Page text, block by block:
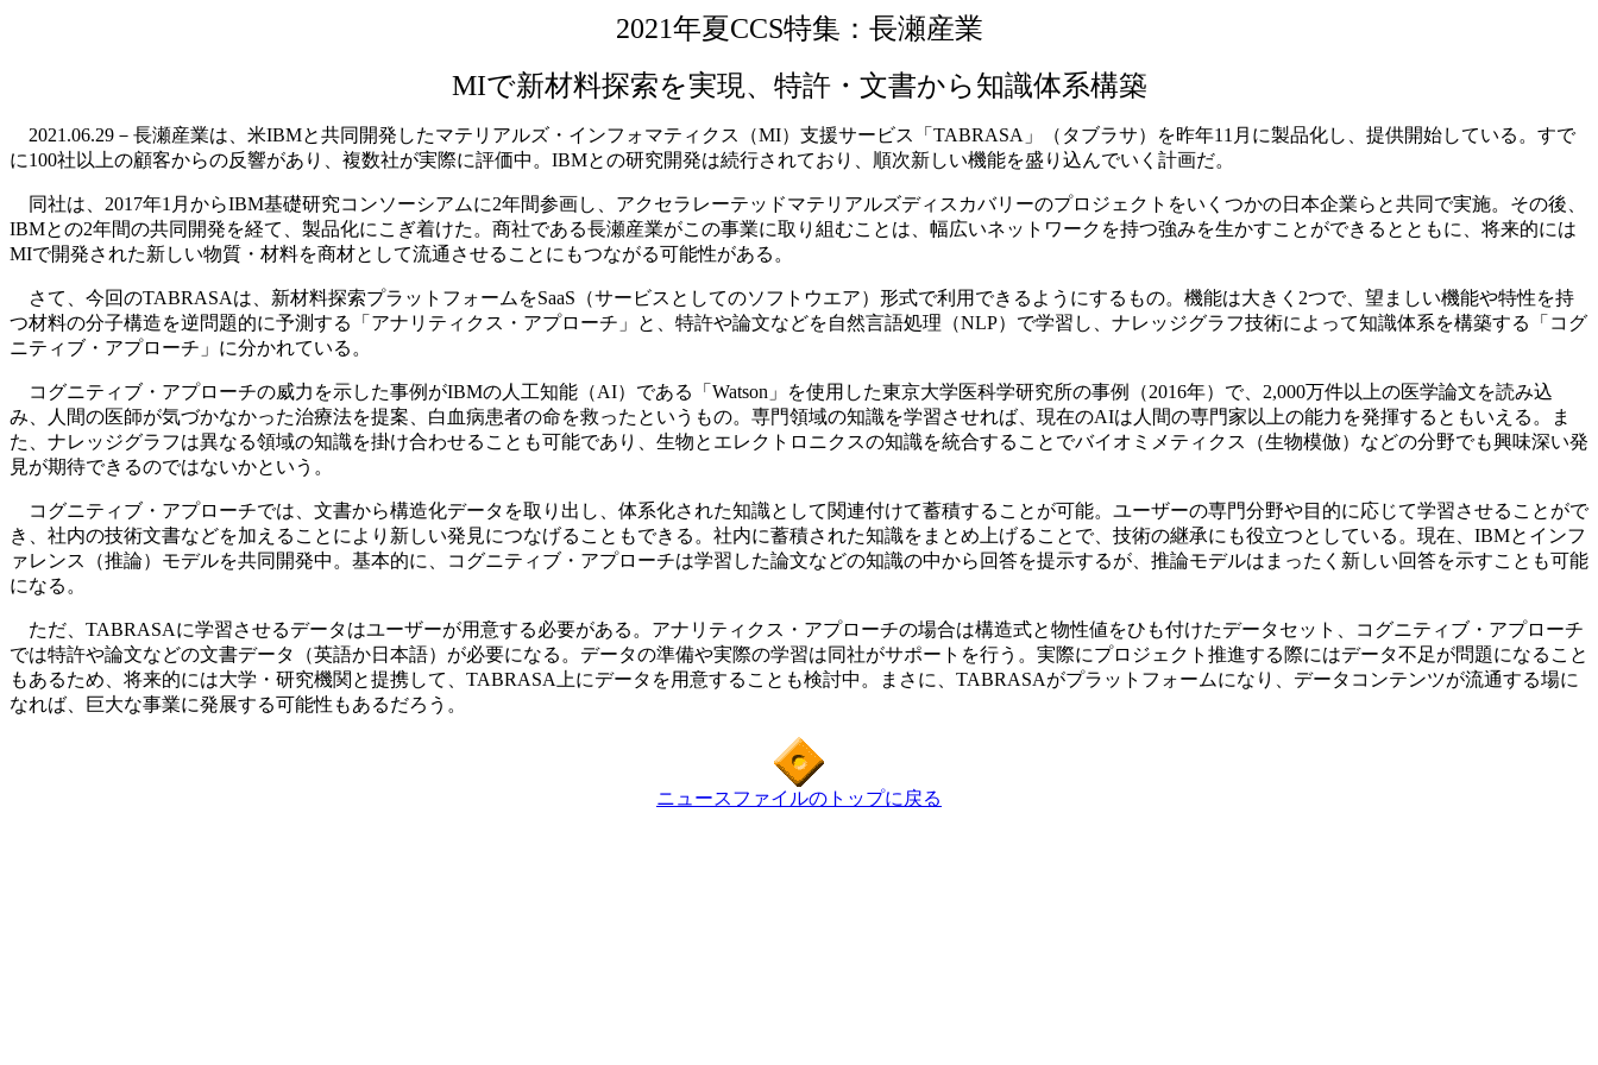
2021年夏CCS特集：長瀬産業
MIで新材料探索を実現、特許・文書から知識体系構築
2021.06.29－長瀬産業は、米IBMと共同開発したマテリアルズ・インフォマティクス（MI）支援サービス「TABRASA」（タブラサ）を昨年11月に製品化し、提供開始している。すで
に100社以上の顧客からの反響があり、複数社が実際に評価中。IBMとの研究開発は続行されており、順次新しい機能を盛り込んでいく計画だ。
同社は、2017年1月からIBM基礎研究コンソーシアムに2年間参画し、アクセラレーテッドマテリアルズディスカバリーのプロジェクトをいくつかの日本企業らと共同で実施。その後、
IBMとの2年間の共同開発を経て、製品化にこぎ着けた。商社である長瀬産業がこの事業に取り組むことは、幅広いネットワークを持つ強みを生かすことができるとともに、将来的には
MIで開発された新しい物質・材料を商材として流通させることにもつながる可能性がある。
さて、今回のTABRASAは、新材料探索プラットフォームをSaaS（サービスとしてのソフトウエア）形式で利用できるようにするもの。機能は大きく2つで、望ましい機能や特性を持
つ材料の分子構造を逆問題的に予測する「アナリティクス・アプローチ」と、特許や論文などを自然言語処理（NLP）で学習し、ナレッジグラフ技術によって知識体系を構築する「コグ
ニティブ・アプローチ」に分かれている。
コグニティブ・アプローチの威力を示した事例がIBMの人工知能（AI）である「Watson」を使用した東京大学医科学研究所の事例（2016年）で、2,000万件以上の医学論文を読み込
み、人間の医師が気づかなかった治療法を提案、白血病患者の命を救ったというもの。専門領域の知識を学習させれば、現在のAIは人間の専門家以上の能力を発揮するともいえる。ま
た、ナレッジグラフは異なる領域の知識を掛け合わせることも可能であり、生物とエレクトロニクスの知識を統合することでバイオミメティクス（生物模倣）などの分野でも興味深い発
見が期待できるのではないかという。
コグニティブ・アプローチでは、文書から構造化データを取り出し、体系化された知識として関連付けて蓄積することが可能。ユーザーの専門分野や目的に応じて学習させることがで
き、社内の技術文書などを加えることにより新しい発見につなげることもできる。社内に蓄積された知識をまとめ上げることで、技術の継承にも役立つとしている。現在、IBMとインフ
ァレンス（推論）モデルを共同開発中。基本的に、コグニティブ・アプローチは学習した論文などの知識の中から回答を提示するが、推論モデルはまったく新しい回答を示すことも可能
になる。
ただ、TABRASAに学習させるデータはユーザーが用意する必要がある。アナリティクス・アプローチの場合は構造式と物性値をひも付けたデータセット、コグニティブ・アプローチ
では特許や論文などの文書データ（英語か日本語）が必要になる。データの準備や実際の学習は同社がサポートを行う。実際にプロジェクト推進する際にはデータ不足が問題になること
もあるため、将来的には大学・研究機関と提携して、TABRASA上にデータを用意することも検討中。まさに、TABRASAがプラットフォームになり、データコンテンツが流通する場に
なれば、巨大な事業に発展する可能性もあるだろう。
ニュースファイルのトップに戻る